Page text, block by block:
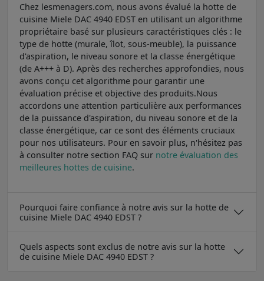
Chez lesmenagers.com, nous avons évalué la hotte de
cuisine Miele DAC 4940 EDST en utilisant un algorithme
propriétaire basé sur plusieurs caractéristiques clés : le
type de hotte (murale, îlot, sous-meuble), la puissance
d'aspiration, le niveau sonore et la classe énergétique
(de A+++ à D). Après des recherches approfondies, nous
avons conçu cet algorithme pour garantir une
évaluation précise et objective des produits.Nous
accordons une attention particulière aux performances
de la puissance d'aspiration, du niveau sonore et de la
classe énergétique, car ce sont des éléments cruciaux
pour nos utilisateurs. Pour en savoir plus, n'hésitez pas
à consulter notre section FAQ sur notre évaluation des
meilleures hottes de cuisine.
Pourquoi faire confiance à notre avis sur la hotte de
cuisine Miele DAC 4940 EDST ?
Quels aspects sont exclus de notre avis sur la hotte
de cuisine Miele DAC 4940 EDST ?